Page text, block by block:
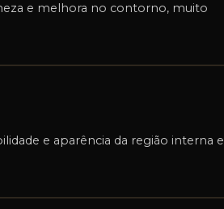
e melhora no contorno, muito
e aparência da região interna e